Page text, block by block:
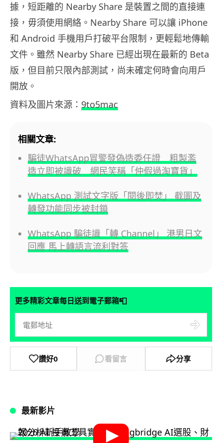
據，短距離的 Nearby Share 是裝置之間的直接連
接，毋須使用網絡。Nearby Share 可以讓 iPhone
和 Android 手機用戶打破平台限制，更輕鬆地傳輸
文件。雖然 Nearby Share 已經出現在最新的 Beta
版，但目前只限內部測試，尚未確定何時會向用戶
開放。
資料及圖片來源： 9to5mac
相關文章:
騙徒WhatsApp冒警發偽造委任證 粗製濫
造立即被識破 網民笑稱「仲假過淘寶貨」
WhatsApp 測試文字版「閱後即焚」 截圖及
轉發功能同步被封鎖
WhatsApp 騙徒識「轉 Channel」 港男日文
回應 馬上轉語言流利對答
更多精彩文章每日送到電子郵箱📮
讚好0 看留言 分享
最新影片